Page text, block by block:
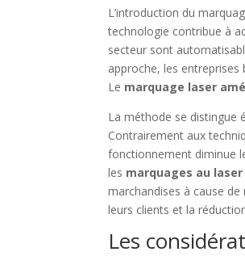
L’introduction du
technologie contribue à
secteur sont
approche, les
Le marquage laser
La méthode se distingue
Contrairement aux
fonctionnement diminue
les marquages au
marchandises à cause
leurs clients et la
Les